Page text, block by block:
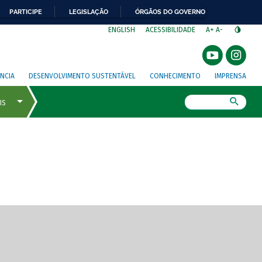
PARTICIPE LEGISLAÇÃO ÓRGÃOS DO GOVERNO
ENGLISH ACESSIBILIDADE A+ A-
DESENVOLVIMENTO SUSTENTÁVEL CONHECIMENTO IMPRENSA
de tela